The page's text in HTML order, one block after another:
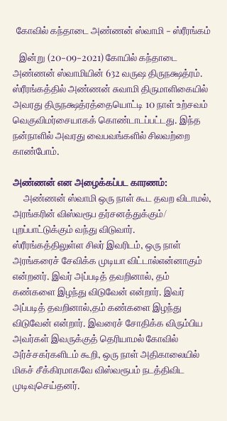
கோவில் கந்தாடை அண்ணன் ஸ்வாமி - ஸ்ரீரங்கம்
அண்ணன் ஸ்வாமியின் 632 வருஷ திருநக்ஷத்ரம்.
ஸ்ரீரங்கத்தில் அண்ணன் சுவாமி திருமாளிகையில்
அவரது திருநக்ஷத்ரத்தையொட்டி 10 நாள் உற்சவம்
வெகுவிமர்சையாகக் கொண்டாடப்பட்டது. இந்த
நன்நாளில் அவரது வைபவங்களில் சிலவற்றை
காண்போம்.
அண்ணன் என அழைக்கப்பட காரணம்:
அரங்கரின் விஸ்வரூப தர்சனத்துக்கும்/
புறப்பாட்டுக்கும் வந்து விடுவார்.
ஸ்ரீரங்கத்திலுள்ள சிலர் இவரிடம், ஒரு நாள்
அரங்கரைச் சேவிக்க முடியா விட்டால்என்னாகும்
என்றனர். இவர் அப்படித் தவறினால், தம்
கண்களை இழந்து விடுவேன் என்றார். இவர்
அப்படித் தவறினால்,தம் கண்களை இழந்து
விடுவேன் என்றார். இவரைச் சோதிக்க விரும்பிய
அவர்கள் இவருக்குத் தெரியாமல் கோவில்
அர்ச்சகர்களிடம் கூறி, ஒரு நாள் அதிகாலையில்
மிகச் சீக்கிரமாகவே விஸ்வரூபம் நடத்திவிட
முடிவுசெய்தனர்.